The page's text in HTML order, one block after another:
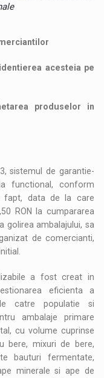
acesteia pe
produselor in
sistemul de garantie-
functional, conform
fapt, data de la care
RON la cumpararea
golirea ambalajului, sa
de comercianti,
a fost creat in
eficienta a
catre populatie si
ambalaje primare
cu volume cuprinse
bere, mixuri de bere,
bauturi fermentate,
minerale si ape de